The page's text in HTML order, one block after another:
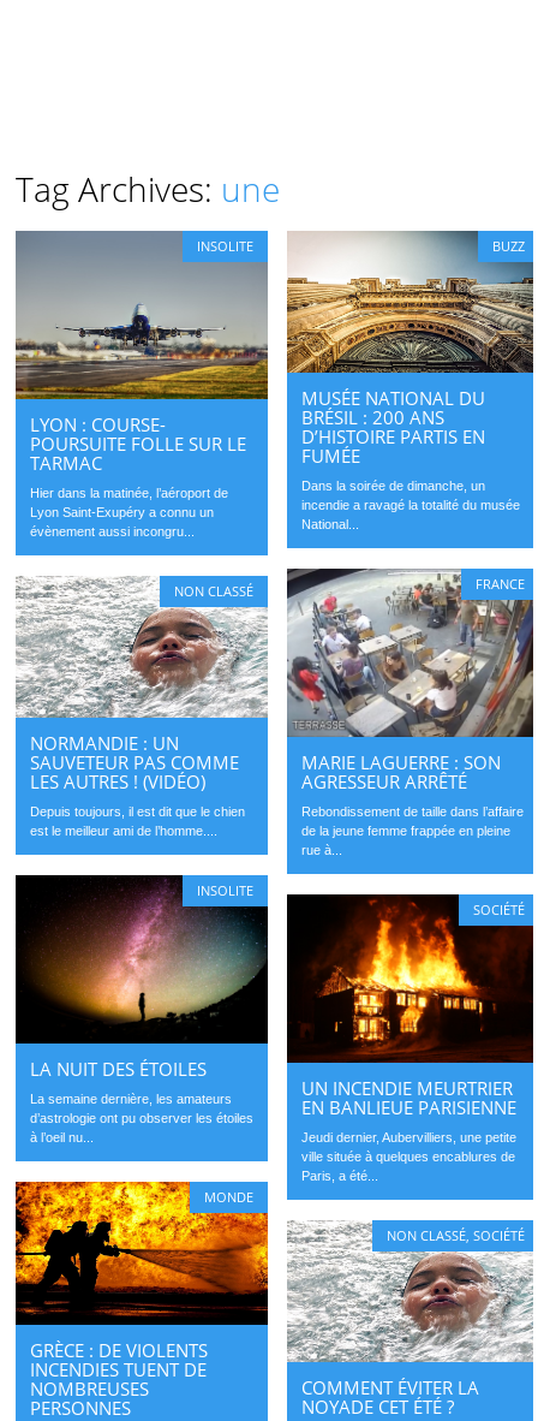
Tag Archives: une
INSOLITE
LYON : COURSE-
POURSUITE FOLLE SUR LE
TARMAC
Hier dans la matinée, l’aéroport de
Lyon Saint-Exupéry a connu un
évènement aussi incongru...
BUZZ
MUSÉE NATIONAL DU
BRÉSIL : 200 ANS
D’HISTOIRE PARTIS EN
FUMÉE
Dans la soirée de dimanche, un
incendie a ravagé la totalité du musée
National...
FRANCE
MARIE LAGUERRE : SON
AGRESSEUR ARRÊTÉ
Rebondissement de taille dans l’affaire
de la jeune femme frappée en pleine
rue à...
NON CLASSÉ
NORMANDIE : UN
SAUVETEUR PAS COMME
LES AUTRES ! (VIDÉO)
Depuis toujours, il est dit que le chien
est le meilleur ami de l’homme....
INSOLITE
LA NUIT DES ÉTOILES
La semaine dernière, les amateurs
d’astrologie ont pu observer les étoiles
à l’oeil nu...
SOCIÉTÉ
UN INCENDIE MEURTRIER
EN BANLIEUE PARISIENNE
Jeudi dernier, Aubervilliers, une petite
ville située à quelques encablures de
Paris, a été...
MONDE
GRÈCE : DE VIOLENTS
INCENDIES TUENT DE
NOMBREUSES
PERSONNES
NON CLASSÉ,SOCIÉTÉ
COMMENT ÉVITER LA
NOYADE CET ÉTÉ ?